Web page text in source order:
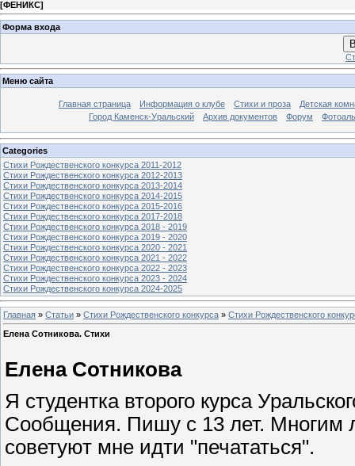
[ФЕНИКС]
Форма входа
Меню сайта
Главная страница Информация о клубе Стихи и проза
Детская
Город Каменск-Уральский
Архив документов Форум
Categories
Стихи Рождественского конкурса 2011-2012
Стихи Рождественского конкурса 2012-2013
Стихи Рождественского конкурса 2013-2014
Стихи Рождественского конкурса 2014-2015
Стихи Рождественского конкурса 2015-2016
Стихи Рождественского конкурса 2017-2018
Стихи Рождественского конкурса 2018 - 2019
Стихи Рождественского конкурса 2019 - 2020
Стихи Рождественского конкурса 2020 - 2021
Стихи Рождественского конкурса 2021 - 2022
Стихи Рождественского конкурса 2022 - 2023
Стихи Рождественского конкурса 2023 - 2024
Стихи Рождественского конкурса 2024-2025
Главная » Статьи » Стихи Рождественского конкурса » Стихи Рождественского
Елена Сотникова. Стихи
Елена Сотникова
Я студентка второго курса
Сообщения. Пишу с 13 лет. Многим
советуют мне идти "печататься".